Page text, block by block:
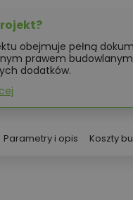
obejmuje pełną
prawem
dodatków.
Parametry i opis Koszty